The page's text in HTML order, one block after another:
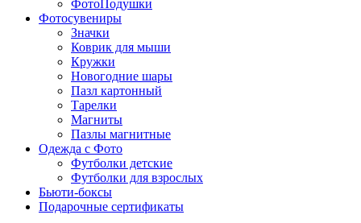
ФотоПодушки
Фотоcувениры
Значки
Коврик для мыши
Кружки
Новогодние шары
Пазл картонный
Тарелки
Магниты
Пазлы магнитные
Одежда с Фото
Футболки детские
Футболки для взрослых
Бьюти-боксы
Подарочные сертификаты